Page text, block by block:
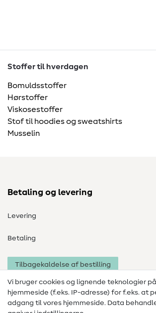
Stoffer til hverdagen
Bomuldsstoffer
Hørstoffer
Viskosestoffer
Stof til hoodies og sweatshirts
Musselin
Betaling og levering
Levering
Betaling
Tilbagekaldelse af bestilling
Vi bruger cookies og lignende teknologier
hjemmeside (f.eks. IP-adresse) for f.eks.
adgang til vores hjemmeside. Data